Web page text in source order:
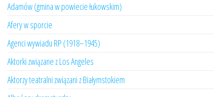
Adamów (gmina w powiecie łukowskim)
Afery w sporcie
Agenci wywiadu RP (1918–1945)
Aktorki związane z Los Angeles
Aktorzy teatralni związani z Białymstokiem